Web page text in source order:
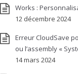
Works :
12 décembre 2024
Erreur CloudSave
ou l’assembly «
14 mars 2024